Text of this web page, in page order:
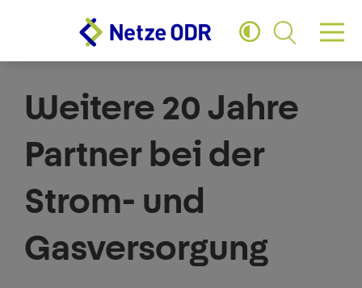
Zum Hauptinhalt springen Zum Footer springen
04.08.2023
Weitere 20 Jahre
Partner bei der
Strom- und
Gasversorgung